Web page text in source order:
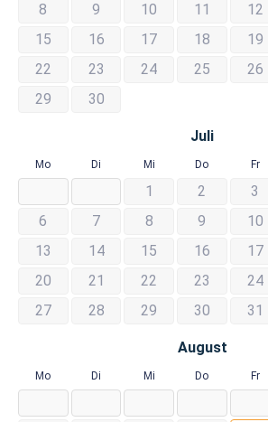
8
9 10 11 12
15
16 17 18 19
22
23 24 25 26
29
30
Juli
Mo Di Mi Do Fr
1 2 3
6
7 8 9 10
13
14 15 16 17
20
21 22 23 24
27
28 29 30 31
August
Mo Di Mi Do Fr